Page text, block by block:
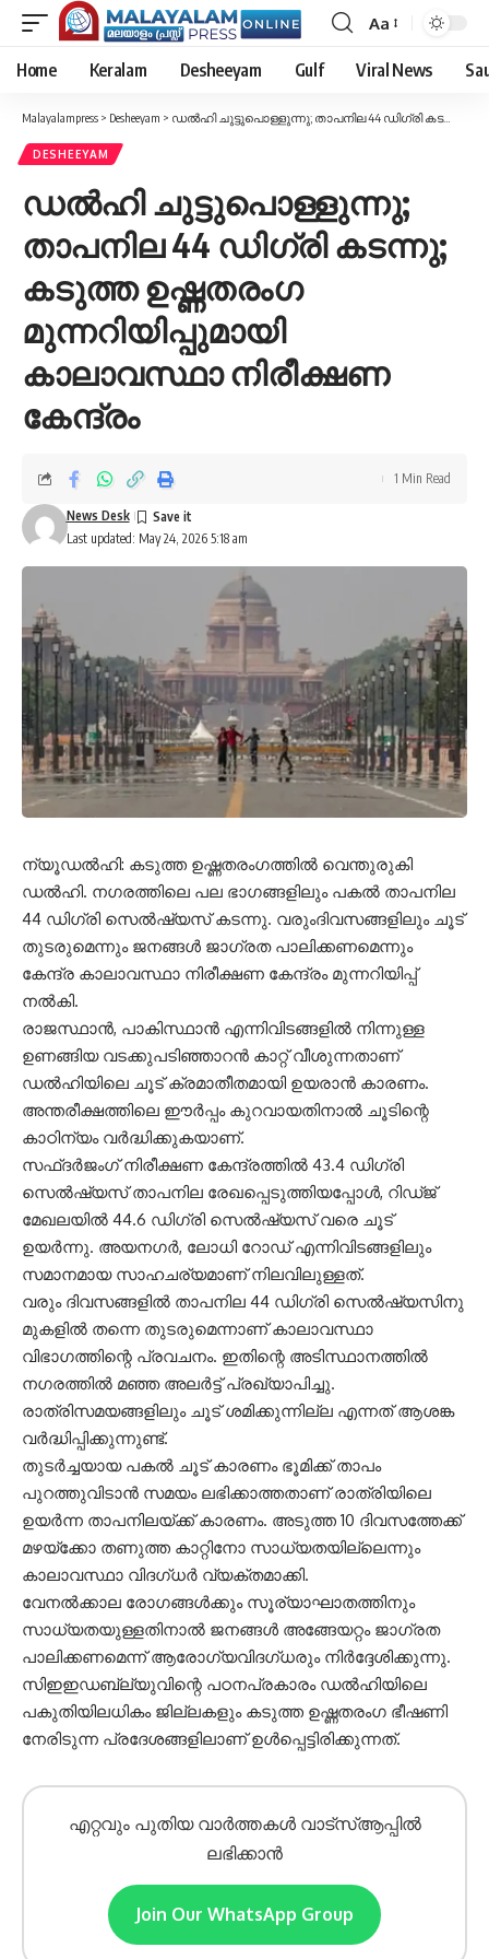
Font
Resizer
Aa
Home Keralam Desheeyam Gulf Viral News
Malayalampress > Desheeyam > ഡൽഹി ചുട്ടുപൊള്ളുന്നു; താപനില 44 ഡിഗ്രി കടന്നു; കടുത്ത ഉഷ്ണതരംഗ മുന്നറിയിപ്പുമായി കാലാവസ്ഥാ നിരീക്ഷണ കേന്ദ്രം
DESHEEYAM
ഡൽഹി ചുട്ടുപൊള്ളുന്നു;
താപനില 44 ഡിഗ്രി കടന്നു;
കടുത്ത ഉഷ്ണതരംഗ
മുന്നറിയിപ്പുമായി
കാലാവസ്ഥാ നിരീക്ഷണ
കേന്ദ്രം
Last updated: May 24, 2026 5:18 am
News Desk
1 Min Read
ന്യൂഡൽഹി: കടുത്ത ഉഷ്ണതരംഗത്തിൽ വെന്തുരുകി
ഡൽഹി. നഗരത്തിലെ പല ഭാഗങ്ങളിലും പകൽ താപനില
44 ഡിഗ്രി സെൽഷ്യസ് കടന്നു. വരുംദിവസങ്ങളിലും ചൂട്
തുടരുമെന്നും ജനങ്ങൾ ജാഗ്രത പാലിക്കണമെന്നും
കേന്ദ്ര കാലാവസ്ഥാ നിരീക്ഷണ കേന്ദ്രം മുന്നറിയിപ്പ്
നൽകി.
രാജസ്ഥാൻ, പാകിസ്ഥാൻ എന്നിവിടങ്ങളിൽ നിന്നുള്ള
ഉണങ്ങിയ വടക്കുപടിഞ്ഞാറൻ കാറ്റ് വീശുന്നതാണ്
ഡൽഹിയിലെ ചൂട് ക്രമാതീതമായി ഉയരാൻ കാരണം.
അന്തരീക്ഷത്തിലെ ഈർപ്പം കുറവായതിനാൽ ചൂടിന്റെ
കാഠിന്യം വർദ്ധിക്കുകയാണ്.
സഫ്ദർജംഗ് നിരീക്ഷണ കേന്ദ്രത്തിൽ 43.4 ഡിഗ്രി
സെൽഷ്യസ് താപനില രേഖപ്പെടുത്തിയപ്പോൾ, റിഡ്ജ്
മേഖലയിൽ 44.6 ഡിഗ്രി സെൽഷ്യസ് വരെ ചൂട്
ഉയർന്നു. അയനഗർ, ലോധി റോഡ് എന്നിവിടങ്ങളിലും
സമാനമായ സാഹചര്യമാണ് നിലവിലുള്ളത്.
വരും ദിവസങ്ങളിൽ താപനില 44 ഡിഗ്രി സെൽഷ്യസിനു
മുകളിൽ തന്നെ തുടരുമെന്നാണ് കാലാവസ്ഥാ
വിഭാഗത്തിന്റെ പ്രവചനം. ഇതിന്റെ അടിസ്ഥാനത്തിൽ
നഗരത്തിൽ മഞ്ഞ അലർട്ട് പ്രഖ്യാപിച്ചു.
രാത്രിസമയങ്ങളിലും ചൂട് ശമിക്കുന്നില്ല എന്നത് ആശങ്ക
വർദ്ധിപ്പിക്കുന്നുണ്ട്.
തുടർച്ചയായ പകൽ ചൂട് കാരണം ഭൂമിക്ക് താപം
പുറത്തുവിടാൻ സമയം ലഭിക്കാത്തതാണ് രാത്രിയിലെ
ഉയർന്ന താപനിലയ്ക്ക് കാരണം. അടുത്ത 10 ദിവസത്തേക്ക്
മഴയ്ക്കോ തണുത്ത കാറ്റിനോ സാധ്യതയില്ലെന്നും
കാലാവസ്ഥാ വിദഗ്ധർ വ്യക്തമാക്കി.
വേനൽക്കാല രോഗങ്ങൾക്കും സൂര്യാഘാതത്തിനും
സാധ്യതയുള്ളതിനാൽ ജനങ്ങൾ അങ്ങേയറ്റം ജാഗ്രത
പാലിക്കണമെന്ന് ആരോഗ്യവിദഗ്ധരും നിർദ്ദേശിക്കുന്നു.
സിഇഇഡബ്ല്യുവിന്റെ പഠനപ്രകാരം ഡൽഹിയിലെ
പകുതിയിലധികം ജില്ലകളും കടുത്ത ഉഷ്ണതരംഗ ഭീഷണി
നേരിടുന്ന പ്രദേശങ്ങളിലാണ് ഉൾപ്പെട്ടിരിക്കുന്നത്.
എറ്റവും പുതിയ വാർത്തകൾ വാട്സ്ആപ്പിൽ
ലഭിക്കാൻ
Join Our WhatsApp Group